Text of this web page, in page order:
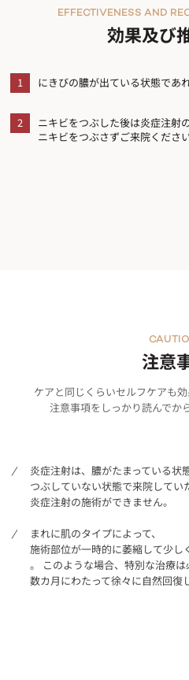
効果及び
EFFECTIVENESS AND
1 にきびの膿が出ている状態であ
2
ニキビをつぶした後は炎症注射
ニキビをつぶさずご来院ください
注意
ケアと同じくらいセルフケアも
注意事項をしっかり読んでか
炎症注射は、膿がたまっている状
つぶしていない状態で来院してい
炎症注射の施術ができません。
まれに肌のタイプによって、
施術部位が一時的に萎縮して少
。 このような場合、特別な治療は
数カ月にわたって徐々に自然回復